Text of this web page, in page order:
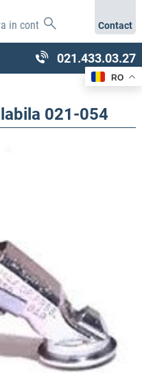
in cont Contact
021.433.03.27
021-054
RO